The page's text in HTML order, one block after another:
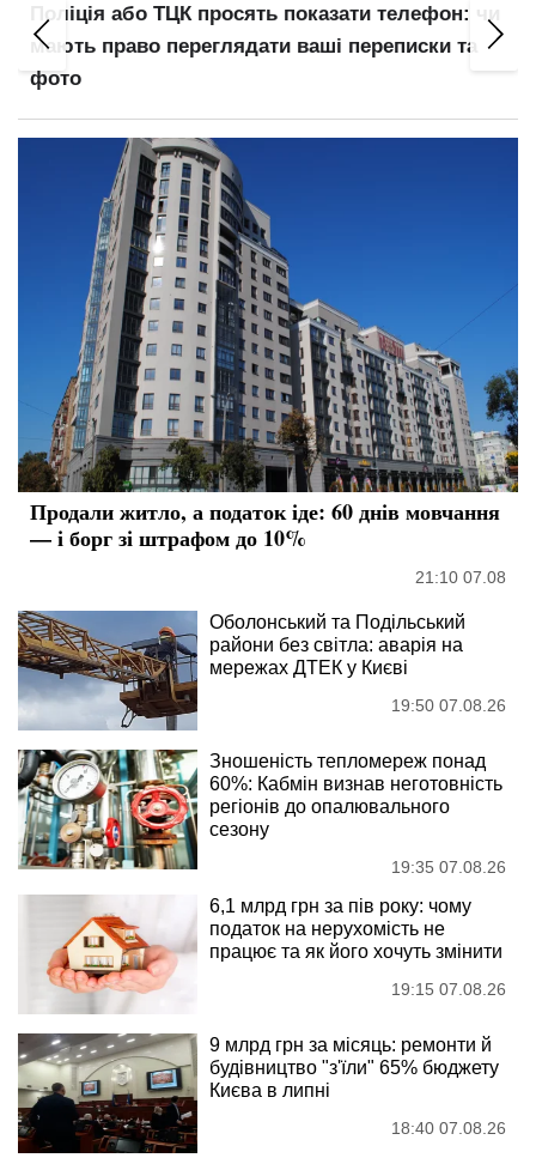
Поліція або ТЦК просять показати телефон: чи
мають право переглядати ваші переписки та
фото
Продали житло, а податок іде: 60 днів мовчання
— і борг зі штрафом до 10%
21:10 07.08
Оболонський та Подільський
райони без світла: аварія на
мережах ДТЕК у Києві
19:50 07.08.26
Зношеність тепломереж понад
60%: Кабмін визнав неготовність
регіонів до опалювального
сезону
19:35 07.08.26
6,1 млрд грн за пів року: чому
податок на нерухомість не
працює та як його хочуть змінити
19:15 07.08.26
9 млрд грн за місяць: ремонти й
будівництво "з'їли" 65% бюджету
Києва в липні
18:40 07.08.26